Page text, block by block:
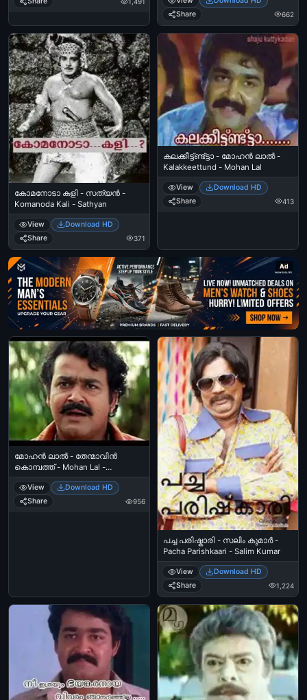
1,491
with a bottle
Share
662
കോമനോടാ കളി - സത്യന്‍ -
Komanoda Kali - Sathyan
View
Download HD
Share
371
കലക്കീട്ട്ണ്ട്ട്ടാ - മോഹന്‍ ലാല്‍ -
Kalakkeettund - Mohan Lal
View
Download HD
Share
413
Ad
മോഹന്‍ ലാല്‍ - തേന്മാവിന്‍
കൊമ്പത്ത് - Mohan Lal -
Thenmavin Kombath
View
Download HD
Share
956
പച്ച പരിഷ്കാരി - സലിം കുമാര്‍ -
Pacha Parishkaari - Salim Kumar‍
View
Download HD
Share
1,224